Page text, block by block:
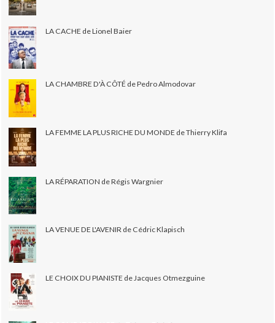
LA CACHE de Lionel Baier
LA CHAMBRE D'À CÔTÉ de Pedro Almodovar
LA FEMME LA PLUS RICHE DU MONDE de Thierry Klifa
LA RÉPARATION de Régis Wargnier
LA VENUE DE L'AVENIR de Cédric Klapisch
LE CHOIX DU PIANISTE de Jacques Otmezguine